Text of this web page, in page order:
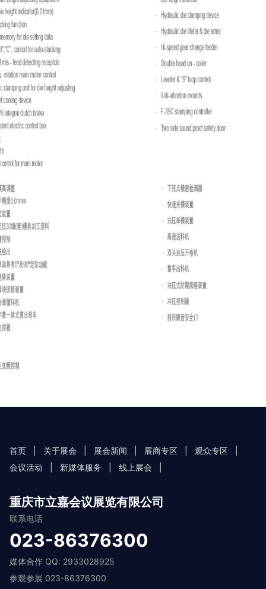
首页 关于展会 展会新闻 展商专区 观众专区
会议活动
新媒体服务 线上展会
重庆市立嘉会议展览有限公司
联系电话
023-86376300
媒体合作 QQ: 2933028925
参观参展 023-86376300